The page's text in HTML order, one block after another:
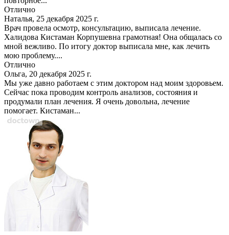
Отлично
Наталья, 25 декабря 2025 г.
Врач провела осмотр, консультацию, выписала лечение.
Халидова Кистаман Корпушевна грамотная! Она общалась со
мной вежливо. По итогу доктор выписала мне, как лечить
мою проблему....
Отлично
Ольга, 20 декабря 2025 г.
Мы уже давно работаем с этим доктором над моим здоровьем.
Сейчас пока проводим контроль анализов, состояния и
продумали план лечения. Я очень довольна, лечение
помогает. Кистаман...